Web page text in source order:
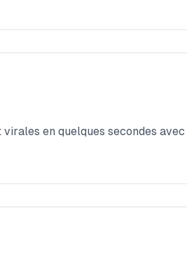
en quelques secondes